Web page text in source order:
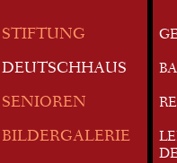
STIFTUNG
DEUTSCHHAUS
SENIOREN
BILDERGALERIE